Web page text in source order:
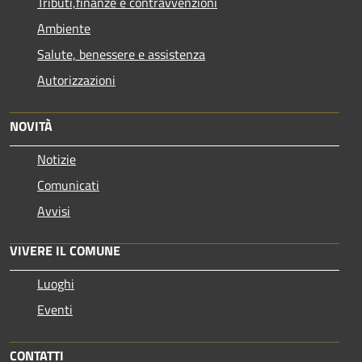
Ambiente
Salute, benessere e assistenza
Autorizzazioni
NOVITÀ
Notizie
Comunicati
Avvisi
VIVERE IL COMUNE
Luoghi
Eventi
CONTATTI